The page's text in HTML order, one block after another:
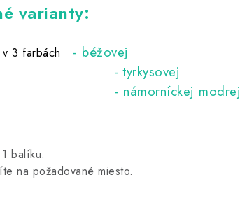
varianty:
3 farbách - béžovej
modrej
balíku.
na požadované miesto.